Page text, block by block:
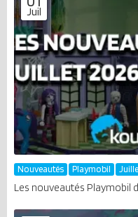
Juil
Nouveautés Playmobil
Les nouveautés Playmobil